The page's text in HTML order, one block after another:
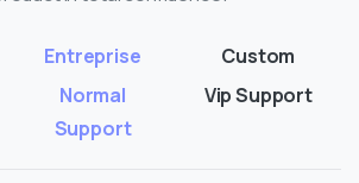
Normal
Support
Vip Support